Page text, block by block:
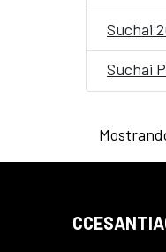
Suchai
Suchai